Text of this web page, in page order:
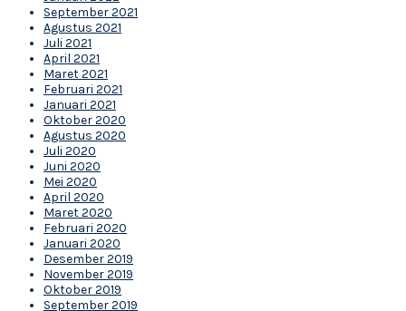
September 2021
Agustus 2021
Juli 2021
April 2021
Maret 2021
Februari 2021
Januari 2021
Oktober 2020
Agustus 2020
Juli 2020
Juni 2020
Mei 2020
April 2020
Maret 2020
Februari 2020
Januari 2020
Desember 2019
November 2019
Oktober 2019
September 2019